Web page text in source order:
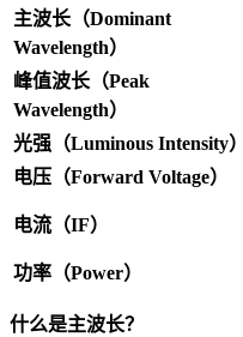
主波长（Dominant
Wavelength）
峰值波长（Peak
Wavelength）
光强（Luminous Intensity）
电压（Forward Voltage）
电流（IF）
功率（Power）
什么是主波长？